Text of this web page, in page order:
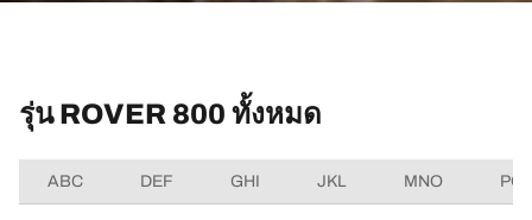
รุ่น ROVER 800 ทั้งหมด
ABC DEF GHI JKL MNO